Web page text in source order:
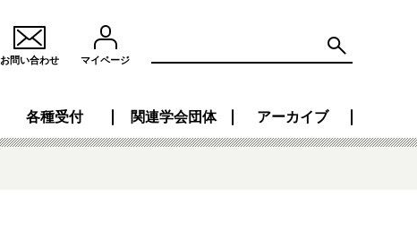
お問い合わせ マイページ
各種受付 関連学会団体 アーカイブ